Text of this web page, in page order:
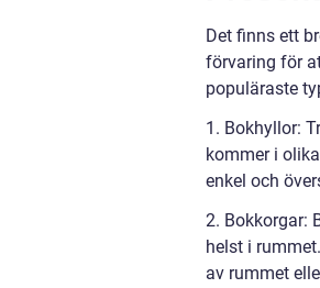
Det finns ett
förvaring för
populäraste
1. Bokhyllor:
kommer i
enkel och
2. Bokkorgar:
helst i
av rummet